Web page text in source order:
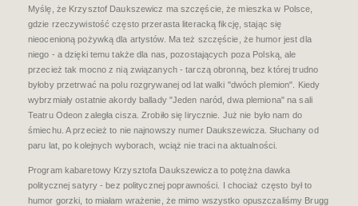
Myślę, że Krzysztof Daukszewicz ma szczęście, że mieszka w Polsce,
gdzie rzeczywistość często przerasta literacką fikcję, stając się
nieocenioną pożywką dla artystów. Ma też szczęście, że humor jest dla
niego - a dzięki temu także dla nas, pozostających poza Polską, ale
przecież tak mocno z nią związanych - tarczą obronną, bez której trudno
byłoby przetrwać na polu rozgrywanej od lat walki "dwóch plemion". Kiedy
wybrzmiały ostatnie akordy ballady "Jeden naród, dwa plemiona" na sali
Teatru Odeon zaległa cisza. Zrobiło się lirycznie. Już nie było nam do
śmiechu. A przecież to nie najnowszy numer Daukszewicza. Słuchany od
paru lat, po kolejnych wyborach, wciąż nie traci na aktualności.
Program kabaretowy Krzysztofa Daukszewicza to potężna dawka
politycznej satyry - bez politycznej poprawności. I chociaż często był to
humor gorzki, to miałam wrażenie, że mimo wszystko opuszczaliśmy Brugg